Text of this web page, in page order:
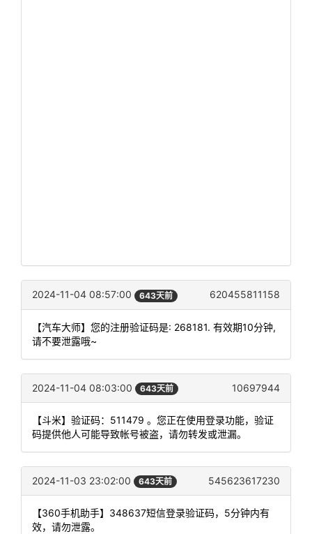
2024-11-04 08:57:00 643天前 620455811158
【汽车大师】您的注册验证码是: 268181. 有效期10分钟,
请不要泄露哦~
2024-11-04 08:03:00 643天前 10697944
【斗米】验证码：511479 。您正在使用登录功能，验证
码提供他人可能导致帐号被盗，请勿转发或泄漏。
2024-11-03 23:02:00 643天前 545623617230
【360手机助手】348637短信登录验证码，5分钟内有
效，请勿泄露。